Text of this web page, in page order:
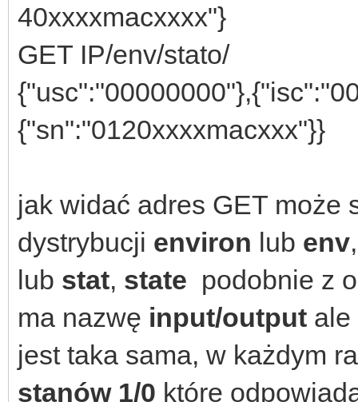
40xxxxmacxxxx"}
GET IP/env/stato/
{"sn":"0120xxxxmacxxx"}}
jak widać adres GET może
dystrybucji environ lub env
lub stat, state podobnie z
ma nazwę input/output ale
jest taka sama, w każdym
stanów 1/0 które